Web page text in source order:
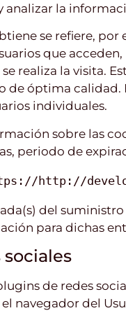
analizar la
se refiere,
que
realiza la visita.
de óptima
individuales.
sobre las
periodo de
http://
del
para dichas
sociales
de redes
navegador del